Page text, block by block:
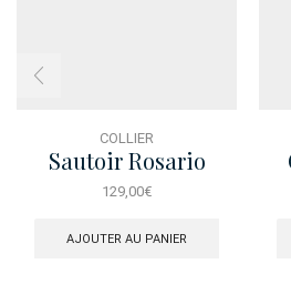
COLLIER
Sautoir Rosario
Turquoise Dore
129,00€
AJOUTER AU PANIER